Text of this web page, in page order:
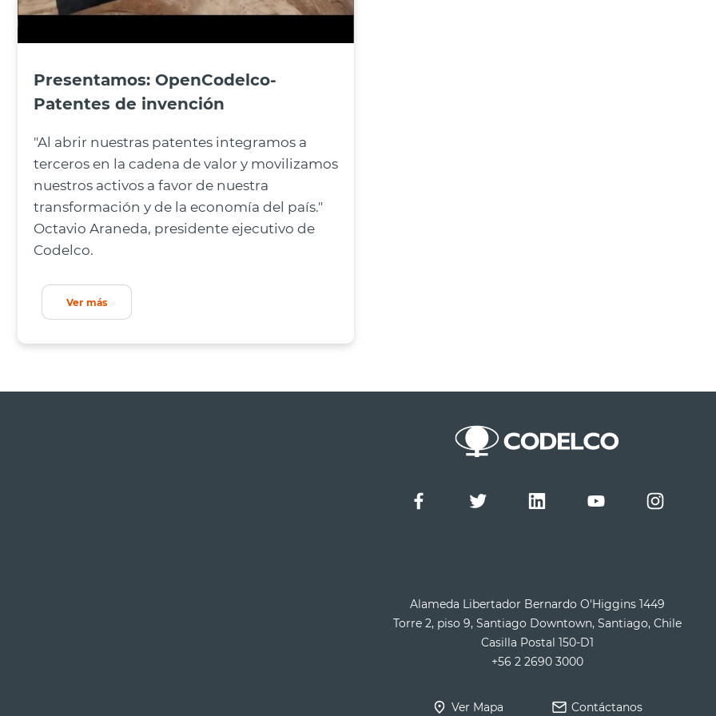
Presentamos: OpenCodelco-
Patentes de invención
"Al abrir nuestras patentes integramos a
terceros en la cadena de valor y movilizamos
nuestros activos a favor de nuestra
transformación y de la economía del país."
Octavio Araneda, presidente ejecutivo de
Codelco.
Ver más
Alameda Libertador Bernardo O'Higgins 1449
Torre 2, piso 9, Santiago Downtown, Santiago, Chile
Casilla Postal 150-D1
+56 2 2690 3000
Ver Mapa Contáctanos